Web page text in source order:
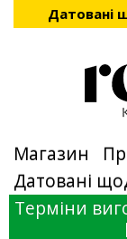
Датовані
Магазин
Датовані
Терміни